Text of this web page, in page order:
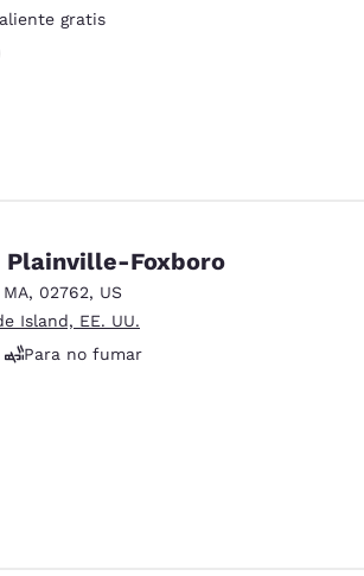
gratis
1558 reseñas
Plainville-Foxboro
MA, 02762, US
Island, EE. UU.
Para no fumar
246 reseñas